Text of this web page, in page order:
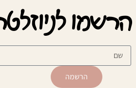
הרשמו
הרשמה